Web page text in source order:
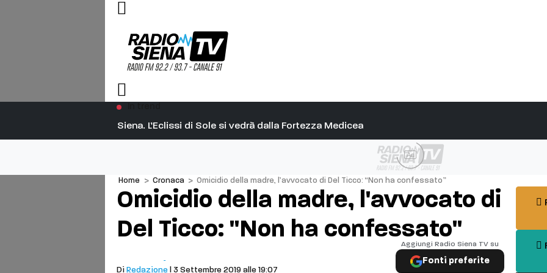
Siena. L’Eclissi di Sole si vedrà dalla Fortezza Medicea
Ad
Home > Cronaca > Omicidio della madre, l’avvocato di Del Ticco: “Non ha confessato”
Omicidio della madre, l'avvocato di
Del Ticco: "Non ha confessato"
Di Redazione | 3 Settembre 2019 alle 19:07
Aggiungi Radio Siena TV su
Fonti preferite